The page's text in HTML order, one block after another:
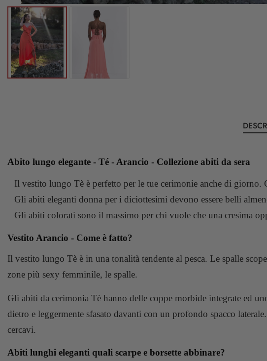
Abito lungo elegante - Té - Arancio - Collezione abiti da sera
Il vestito lungo Tè è perfetto per le tue cerimonie anche di
Gli abiti eleganti donna per i diciottesimi devono essere belli
Gli abiti colorati sono il massimo per chi vuole che una cresima
Vestito Arancio - Come è fatto?
Il vestito lungo Tè è in una tonalità tendente al pesca. Le spalle
zone più sexy femminile, le spalle.
Gli abiti da cerimonia Tè hanno delle coppe morbide integrate ed
dietro e leggermente sfasato davanti con un profondo spacco
cercavi.
Abiti lunghi eleganti quali scarpe e borsette abbinare?